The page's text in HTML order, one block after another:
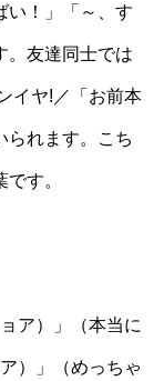
い！」「～、す
。友達同士では
イヤ!／「お前本
られます。こち
す。
ア）」（本当に
）」（めっちゃ